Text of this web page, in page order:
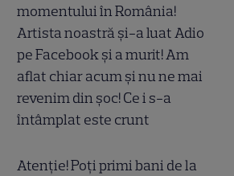
momentului în România!
Artista noastră și-a luat Adio
pe Facebook și a murit! Am
aflat chiar acum și nu ne mai
revenim din șoc! Ce i s-a
întâmplat este crunt
Atenție! Poți primi bani de la